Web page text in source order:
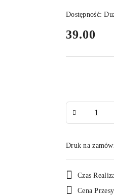
Dostępność:
cena:
39.00
Druk na
i
Czas
Cena